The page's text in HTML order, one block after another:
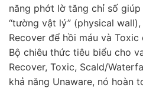
năng phớt lờ tăng chỉ số
“tường vật lý” (physical
Recover để hồi máu và
Bộ chiêu thức tiêu biểu cho
Recover, Toxic, Scald/
khả năng Unaware, nó hoàn